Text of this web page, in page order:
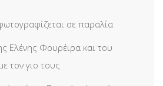
σε παραλία
Ελένης Φουρέιρα και του
τον γιο τους